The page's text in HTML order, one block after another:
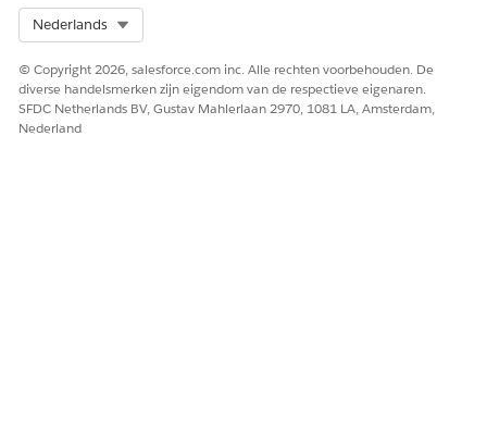
Nederlands
© Copyright 2026, salesforce.com inc. Alle rechten voorbehouden. De
diverse handelsmerken zijn eigendom van de respectieve eigenaren.
SFDC Netherlands BV, Gustav Mahlerlaan 2970, 1081 LA, Amsterdam,
Nederland